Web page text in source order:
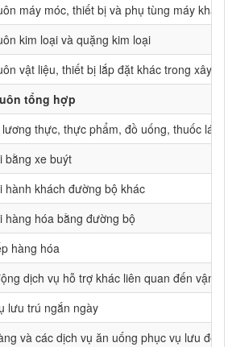
máy móc, thiết bị và phụ tùng máy khác
kim loại và quặng kim loại
vật liệu, thiết bị lắp đặt khác trong xây dựng
tổng hợp
lương thực, thực phẩm, đồ uống, thuốc lá,
bằng xe buýt
hành khách đường bộ khác
hàng hóa bằng đường bộ
hàng hóa
dịch vụ hỗ trợ khác liên quan đến vận tải
lưu trú ngắn ngày
và các dịch vụ ăn uống phục vụ lưu động